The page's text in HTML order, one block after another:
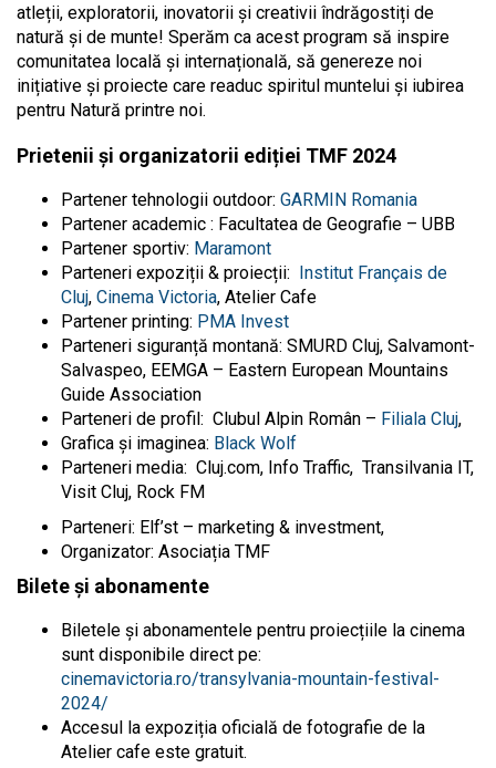
atleții, exploratorii, inovatorii și creativii îndrăgostiți de
natură și de munte! Sperăm ca acest program să inspire
comunitatea locală și internațională, să genereze noi
inițiative și proiecte care readuc spiritul muntelui și iubirea
pentru Natură printre noi.
Prietenii și organizatorii ediției TMF 2024
Partener tehnologii outdoor: GARMIN Romania
Partener academic : Facultatea de Geografie – UBB
Partener sportiv: Maramont
Parteneri expoziții & proiecții: Institut Français de
Cluj, Cinema Victoria, Atelier Cafe
Partener printing: PMA Invest
Parteneri siguranță montană: SMURD Cluj, Salvamont-
Salvaspeo, EEMGA – Eastern European Mountains
Guide Association
Parteneri de profil: Clubul Alpin Român – Filiala Cluj,
Grafica și imaginea: Black Wolf
Parteneri media: Cluj.com, Info Traffic, Transilvania IT,
Visit Cluj, Rock FM
Parteneri: Elf’st – marketing & investment,
Organizator: Asociația TMF
Bilete și abonamente
Biletele și abonamentele pentru proiecțiile la cinema
sunt disponibile direct pe:
cinemavictoria.ro/transylvania-mountain-festival-
2024/
Accesul la expoziția oficială de fotografie de la
Atelier cafe este gratuit.